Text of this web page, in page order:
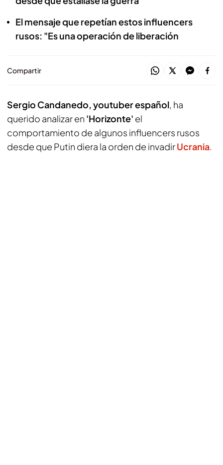
El mensaje que repetían estos influencers
rusos: "Es una operación de liberación
Compartir
Sergio Candanedo, youtuber español, ha
querido analizar en 'Horizonte' el
comportamiento de algunos influencers rusos
desde que Putin diera la orden de invadirUcrania.